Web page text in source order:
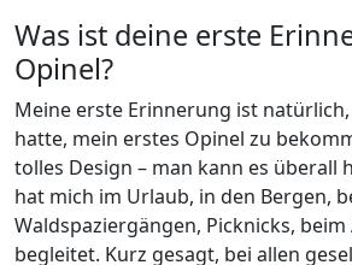
Was ist deine erste
Opinel?
Meine erste Erinnerung ist
hatte, mein erstes Opinel zu
tolles Design – man kann es überall
hat mich im Urlaub, in den Bergen,
Waldspaziergängen, Picknicks, beim
begleitet. Kurz gesagt, bei allen